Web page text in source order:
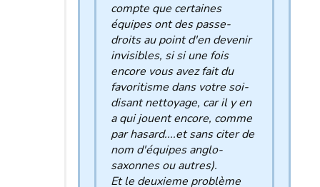
compte que certaines
équipes ont des passe-
droits au point d'en devenir
invisibles, si si une fois
encore vous avez fait du
favoritisme dans votre soi-
disant nettoyage, car il y en
a qui jouent encore, comme
par hasard....et sans citer de
nom d'équipes anglo-
saxonnes ou autres).
Et le deuxieme problème